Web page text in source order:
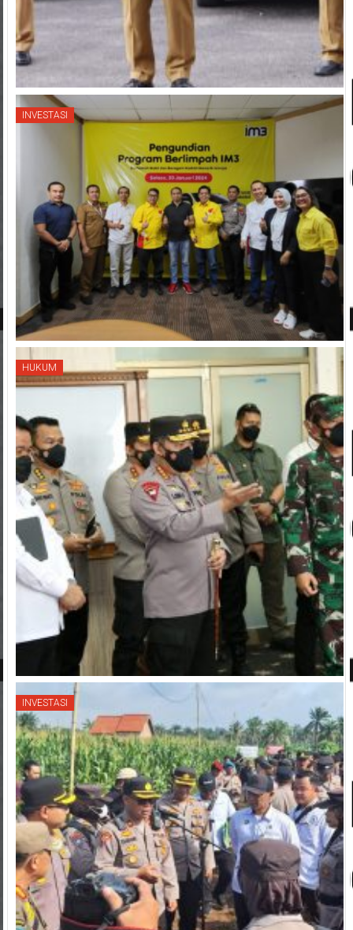
INVESTASI
HUKUM
INVESTASI